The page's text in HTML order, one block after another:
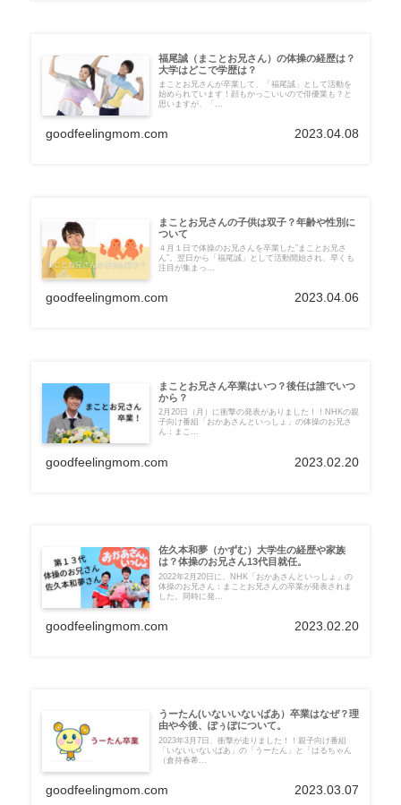
福尾誠（まことお兄さん）の体操の経歴は？
大学はどこで学歴は？
まことお兄さんが卒業して、「福尾誠」として活動を
始められています！顔もかっこいいので俳優業も？と
思いますが、「...
goodfeelingmom.com 2023.04.08
まことお兄さんの子供は双子？年齢や性別に
ついて
４月１日で体操のお兄さんを卒業した”まことお兄さ
ん”。翌日から「福尾誠」として活動開始され、早くも
注目が集まっ...
goodfeelingmom.com 2023.04.06
まことお兄さん卒業はいつ？後任は誰でいつ
から？
2月20日（月）に衝撃の発表がありました！！NHKの親
子向け番組「おかあさんといっしょ」の体操のお兄さ
ん：まこ...
goodfeelingmom.com 2023.02.20
佐久本和夢（かずむ）大学生の経歴や家族
は？体操のお兄さん13代目就任。
2022年2月20日に、NHK「おかあさんといっしょ」の
体操のお兄さん：まことお兄さんの卒業が発表されま
した。同時に発...
goodfeelingmom.com 2023.02.20
うーたん(いないいないばあ）卒業はなぜ？理
由や今後、ぽぅぽについて。
2023年3月7日、衝撃が走りました！！親子向け番組
「いないいないばあ」の「うーたん」と「はるちゃん
（倉持春希...
goodfeelingmom.com 2023.03.07